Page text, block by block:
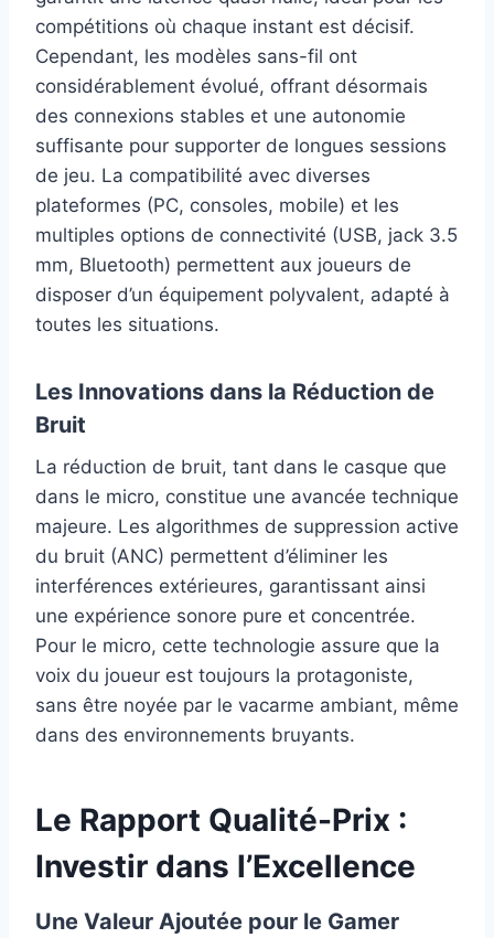
compétitions où chaque instant est décisif.
Cependant, les modèles sans-fil ont
considérablement évolué, offrant désormais
des connexions stables et une autonomie
suffisante pour supporter de longues sessions
de jeu. La compatibilité avec diverses
plateformes (PC, consoles, mobile) et les
multiples options de connectivité (USB, jack 3.5
mm, Bluetooth) permettent aux joueurs de
disposer d’un équipement polyvalent, adapté à
toutes les situations.
Les Innovations dans la Réduction de
Bruit
La réduction de bruit, tant dans le casque que
dans le micro, constitue une avancée technique
majeure. Les algorithmes de suppression active
du bruit (ANC) permettent d’éliminer les
interférences extérieures, garantissant ainsi
une expérience sonore pure et concentrée.
Pour le micro, cette technologie assure que la
voix du joueur est toujours la protagoniste,
sans être noyée par le vacarme ambiant, même
dans des environnements bruyants.
Le Rapport Qualité-Prix :
Investir dans l’Excellence
Une Valeur Ajoutée pour le Gamer